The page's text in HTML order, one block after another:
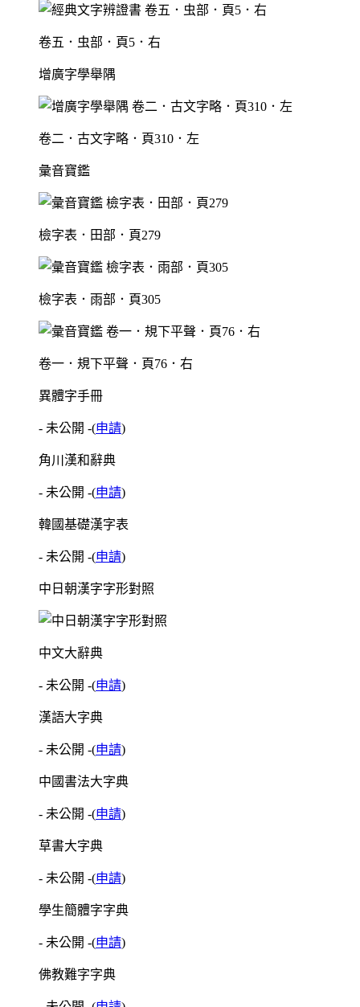
卷五．虫部．頁5．右
增廣字學舉隅
卷二．古文字略．頁310．左
彙音寶鑑
檢字表．田部．頁279
檢字表．雨部．頁305
卷一．規下平聲．頁76．右
異體字手冊
- 未公開 -(申請)
角川漢和辭典
- 未公開 -(申請)
韓國基礎漢字表
- 未公開 -(申請)
中日朝漢字字形對照
中文大辭典
- 未公開 -(申請)
漢語大字典
- 未公開 -(申請)
中國書法大字典
- 未公開 -(申請)
草書大字典
- 未公開 -(申請)
學生簡體字字典
- 未公開 -(申請)
佛教難字字典